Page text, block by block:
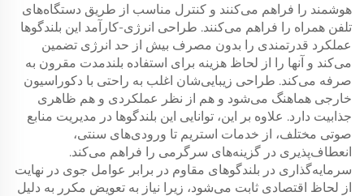
هوشمند را فراهم می‌کنند و کنترل مناسب از طریق دستگاه‌های
تلفن همراه را فراهم می‌کنند. طراحی انرژی-کارآمد این بلندگوها
عملکرد قدرتمندی را بدون مصرف بیش از حد انرژی تضمین
می‌کند و آنها را از لحاظ هزینه برای استفاده بلندمدت مقرون به
صرفه می‌کند. طراحی زیبایی‌شان اغلب به راحتی با دکوراسیون
خارجی هماهنگ می‌شود و هم از نظر عملکردی و هم ظاهری
جذابیت دارد. علاوه بر این، توانایی این بلندگوها در مدیریت منابع
صوتی مختلف، از خدمات استریم تا ورودی‌های سنتی،
انعطاف‌پذیری در گزینه‌های سرگرمی را فراهم می‌کند.
سرمایه‌گذاری در بلندگوهای مقاوم در برابر عوامل جوی در نهایت
از لحاظ اقتصادی ثابت می‌شود، زیرا نیاز به تعویض مکرر به دلیل